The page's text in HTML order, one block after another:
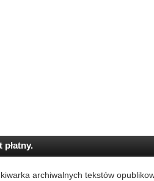
archiwalnych tekstów